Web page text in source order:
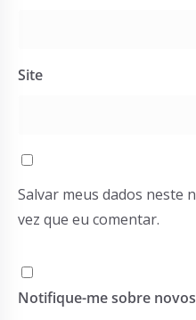
Site
Salvar meus dados neste
vez que eu comentar.
Notifique-me sobre